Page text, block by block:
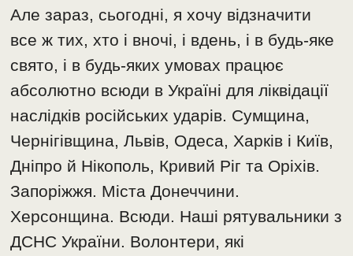
Але зараз, сьогодні, я хочу відзначити
все ж тих, хто і вночі, і вдень, і в будь-яке
свято, і в будь-яких умовах працює
абсолютно всюди в Україні для ліквідації
наслідків російських ударів. Сумщина,
Чернігівщина, Львів, Одеса, Харків і Київ,
Дніпро й Нікополь, Кривий Ріг та Оріхів.
Запоріжжя. Міста Донеччини.
Херсонщина. Всюди. Наші рятувальники з
ДСНС України. Волонтери, які